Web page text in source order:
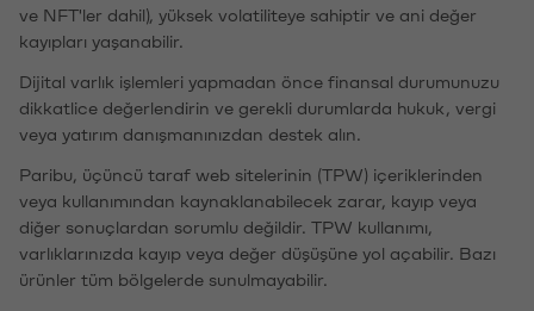
ve NFT'ler dahil), yüksek volatiliteye sahiptir ve ani değer
kayıpları yaşanabilir.
Dijital varlık işlemleri yapmadan önce finansal durumunuzu
dikkatlice değerlendirin ve gerekli durumlarda hukuk, vergi
veya yatırım danışmanınızdan destek alın.
Paribu, üçüncü taraf web sitelerinin (TPW) içeriklerinden
veya kullanımından kaynaklanabilecek zarar, kayıp veya
diğer sonuçlardan sorumlu değildir. TPW kullanımı,
varlıklarınızda kayıp veya değer düşüşüne yol açabilir. Bazı
ürünler tüm bölgelerde sunulmayabilir.